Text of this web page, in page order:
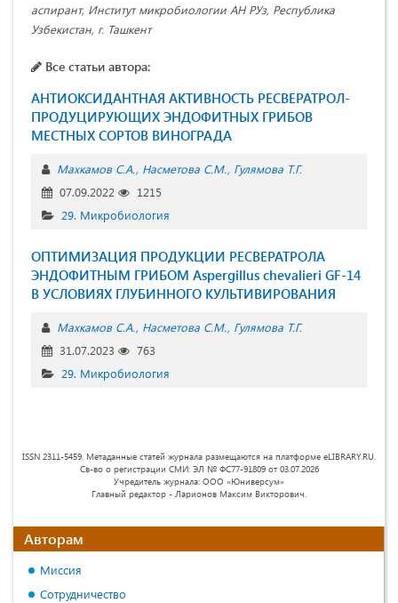
аспирант, Институт микробиологии АН РУз, Республика
Узбекистан, г. Ташкент
Все статьи автора:
АНТИОКСИДАНТНАЯ АКТИВНОСТЬ РЕСВЕРАТРОЛ-
ПРОДУЦИРУЮЩИХ ЭНДОФИТНЫХ ГРИБОВ
МЕСТНЫХ СОРТОВ ВИНОГРАДА
Махкамов С.А. Насметова С.М. Гулямова Т.Г.
07.09.2022
1215
29. Микробиология
ОПТИМИЗАЦИЯ ПРОДУКЦИИ РЕСВЕРАТРОЛА
ЭНДОФИТНЫМ ГРИБОМ Aspergillus chevalieri GF-14
В УСЛОВИЯХ ГЛУБИННОГО КУЛЬТИВИРОВАНИЯ
Махкамов С.А. Насметова С.М. Гулямова Т.Г.
31.07.2023
763
29. Микробиология
ISSN 2311-5459. Метаданные статей журнала размещаются на платформе eLIBRARY.RU.
Св-во о регистрации СМИ: ЭЛ № ФС77-91809 от 03.07.2026
Учредитель журнала: ООО «Юниверсум»
Главный редактор - Ларионов Максим Викторович.
Авторам
Миссия
Сотрудничество